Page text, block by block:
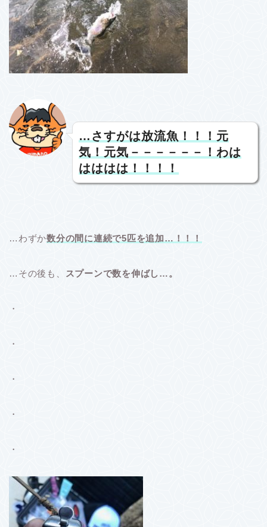
…さすがは放流魚！！！元
気！元気－－－－－－！わは
はははは！！！！
…わずか数分の間に連続で5匹を追加…！！！
…その後も、 スプーンで数を伸ばし…。
・
・
・
・
・